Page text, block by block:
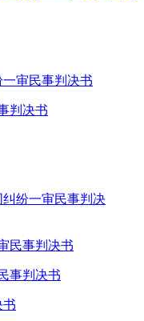
判决书
民事判决书
书